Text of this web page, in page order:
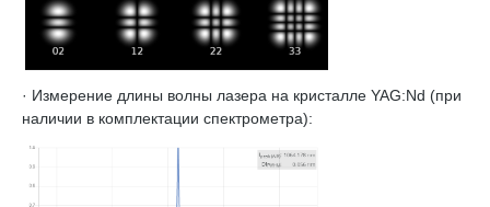
· Измерение длины волны лазера на кристалле YAG:Nd (при
наличии в комплектации спектрометра):